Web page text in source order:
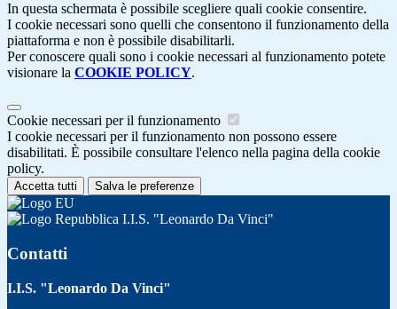
In questa schermata è possibile scegliere quali cookie consentire.
I cookie necessari sono quelli che consentono il funzionamento della
piattaforma e non è possibile disabilitarli.
Per conoscere quali sono i cookie necessari al funzionamento potete
visionare la COOKIE POLICY.
Cookie necessari per il funzionamento
I cookie necessari per il funzionamento non possono essere
disabilitati. È possibile consultare l'elenco nella pagina della cookie
policy.
Accetta tutti Salva le preferenze
I.I.S. "Leonardo Da Vinci"
Contatti
I.I.S. "Leonardo Da Vinci"